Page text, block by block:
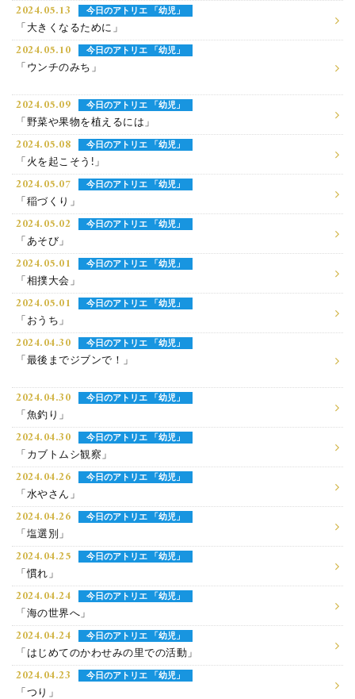
2024.05.13 今日のアトリエ 「幼児」
「大きくなるために」
2024.05.10 今日のアトリエ 「幼児」
「ウンチのみち」
2024.05.09 今日のアトリエ 「幼児」
「野菜や果物を植えるには」
2024.05.08 今日のアトリエ 「幼児」
「火を起こそう!」
2024.05.07 今日のアトリエ 「幼児」
「稲づくり」
2024.05.02 今日のアトリエ 「幼児」
「あそび」
2024.05.01 今日のアトリエ 「幼児」
「相撲大会」
2024.05.01 今日のアトリエ 「幼児」
「おうち」
2024.04.30 今日のアトリエ 「幼児」
「最後までジブンで！」
2024.04.30 今日のアトリエ 「幼児」
「魚釣り」
2024.04.30 今日のアトリエ 「幼児」
「カブトムシ観察」
2024.04.26 今日のアトリエ 「幼児」
「水やさん」
2024.04.26 今日のアトリエ 「幼児」
「塩選別」
2024.04.25 今日のアトリエ 「幼児」
「慣れ」
2024.04.24 今日のアトリエ 「幼児」
「海の世界へ」
2024.04.24 今日のアトリエ 「幼児」
「はじめてのかわせみの里での活動」
2024.04.23 今日のアトリエ 「幼児」
「つり」